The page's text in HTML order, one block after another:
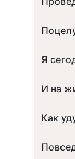
Я
И на
Как